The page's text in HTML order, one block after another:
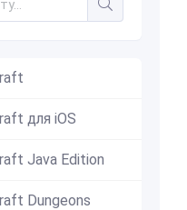
для iOS
Java Edition
Dungeons